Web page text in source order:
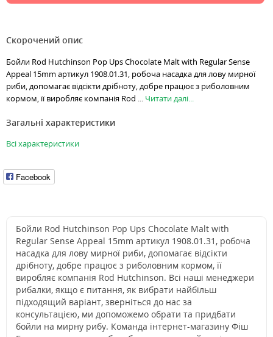
Скорочений опис
Бойли Rod Hutchinson Pop Ups Chocolate Malt with Regular Sense
Appeal 15mm артикул 1908.01.31, робоча насадка для лову мирної
риби, допомагає відсікти дрібноту, добре працює з риболовним
кормом, її виробляє компанія Rod ... Читати далі...
Загальні характеристики
Всі характеристики
Facebook
Бойли Rod Hutchinson Pop Ups Chocolate Malt with
Regular Sense Appeal 15mm артикул 1908.01.31, робоча
насадка для лову мирної риби, допомагає відсікти
дрібноту, добре працює з риболовним кормом, її
виробляє компанія Rod Hutchinson. Всі наші менеджери
рибалки, якщо є питання, як вибрати найбільш
підходящий варіант, зверніться до нас за
консультацією, ми допоможемо обрати та придбати
бойли на мирну рибу. Команда інтернет-магазину Фіш